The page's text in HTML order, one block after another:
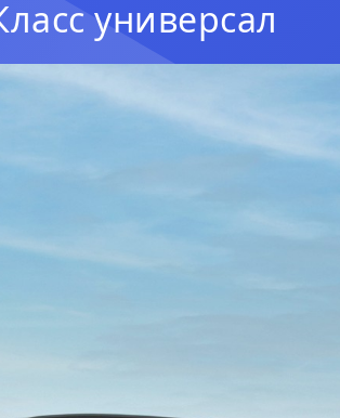
универсал